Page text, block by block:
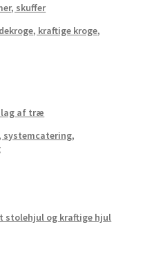
skuffer
kraftige kroge,
af træ
systemcatering,
stolehjul og kraftige hjul